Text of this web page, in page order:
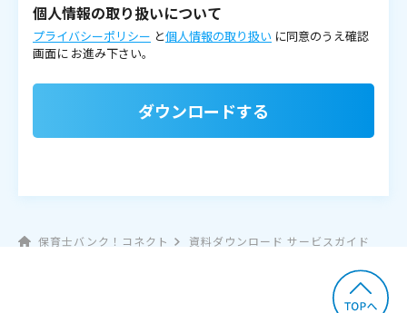
個人情報の取り扱いについて
プライバシーポリシー と個人情報の取り扱い に同意のうえ確認
画面に お進み下さい。
ダウンロードする
保育士バンク！コネクト 資料ダウンロード サービスガイド